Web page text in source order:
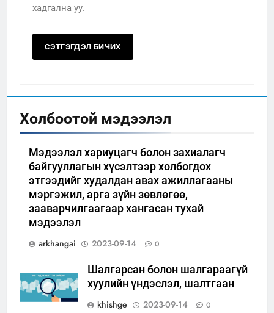
хадгална уу.
Холбоотой мэдээлэл
Мэдээлэл хариуцагч болон захиалагч
байгууллагын хүсэлтээр холбогдох
этгээдийг худалдан авах ажиллагааны
мэргэжил, арга зүйн зөвлөгөө,
зааварчилгаагаар хангасан тухай
мэдээлэл
arkhangai
2023-09-14 0
Шалгарсан болон шалгараагүй
хуулийн үндэслэл, шалтгаан
khishge
2023-09-14 0